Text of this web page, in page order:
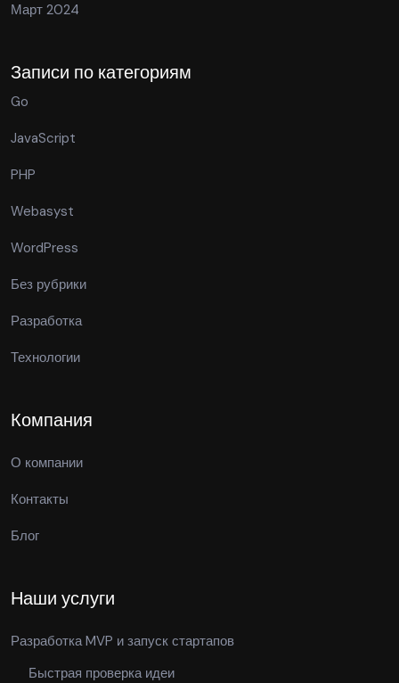
Март 2024
Записи по категориям
Go
JavaScript
PHP
Webasyst
WordPress
Без рубрики
Разработка
Технологии
Компания
О компании
Контакты
Блог
Наши услуги
Разработка MVP и запуск стартапов
Быстрая проверка идеи